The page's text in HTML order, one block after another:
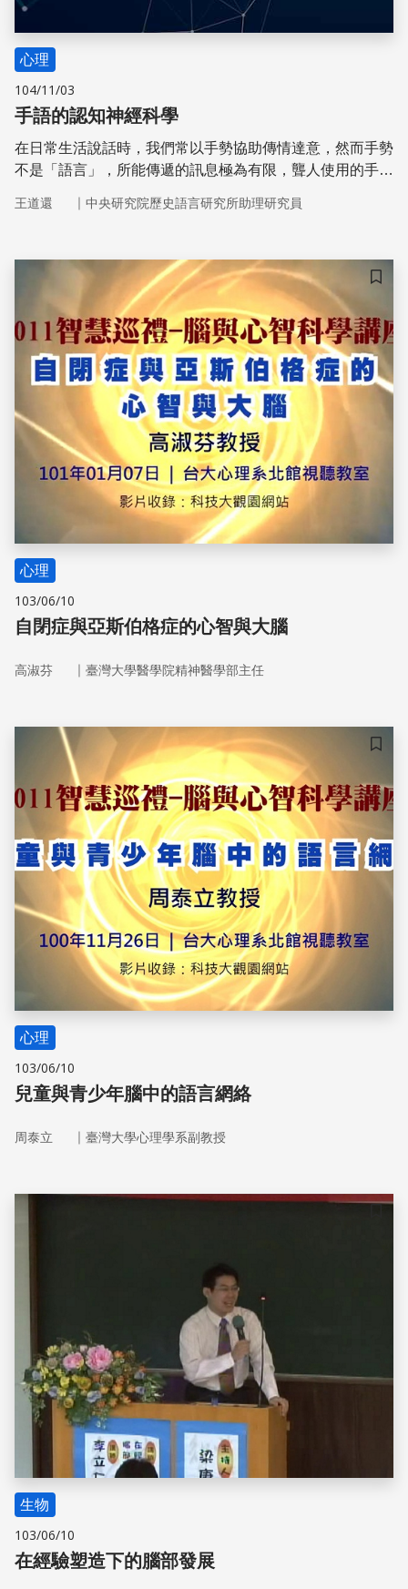
心理
104/11/03
手語的認知神經科學
在日常生活說話時，我們常以手勢協助傳情達意，然而手勢
不是「語言」，所能傳遞的訊息極為有限，聾人使用的手語
義，功能卻截然不同。
王道還 ｜ 中央研究院歷史語言研究所助理研究員
儲存
心理
103/06/10
自閉症與亞斯伯格症的心智與大腦
高淑芬 ｜ 臺灣大學醫學院精神醫學部主任
儲存
心理
103/06/10
兒童與青少年腦中的語言網絡
周泰立 ｜ 臺灣大學心理學系副教授
生物
103/06/10
在經驗塑造下的腦部發展